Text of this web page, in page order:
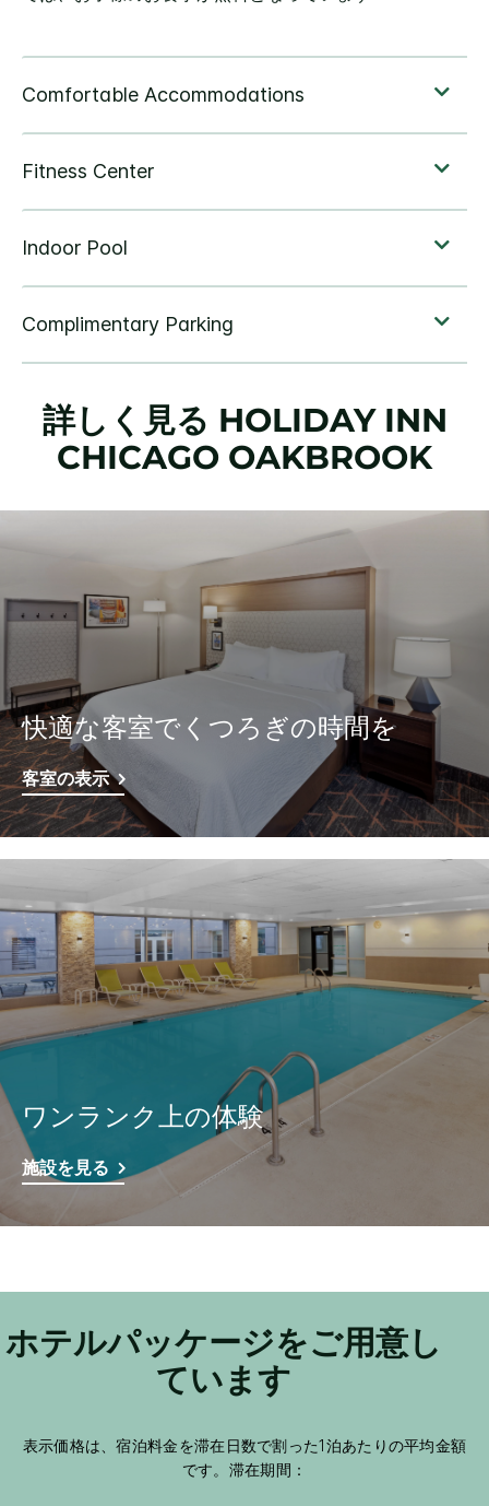
詳しく見る HOLIDAY INN
CHICAGO OAKBROOK
快適な客室でくつろぎの時間を
客室の表示
ワンランク上の体験
施設を見る
ホテルパッケージをご用意し
ています
表示価格は、宿泊料金を滞在日数で割った1泊あたりの平均金額
です。滞在期間：